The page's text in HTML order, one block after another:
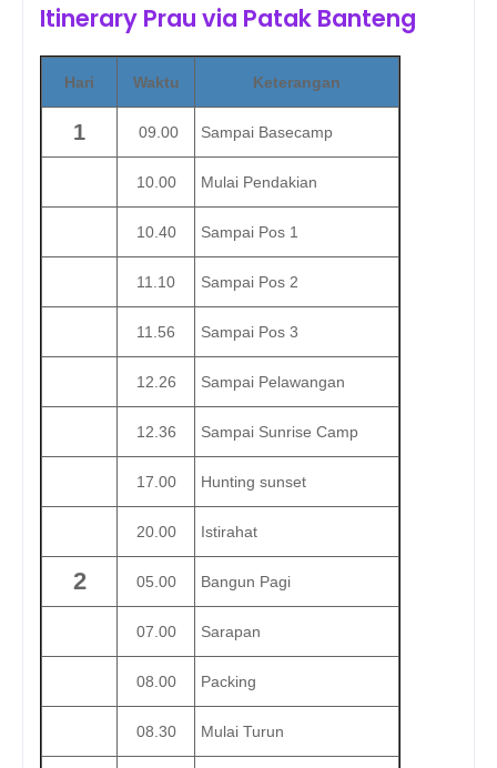
Itinerary Prau via Patak Banteng
Hari Waktu Keterangan
1 09.00 Sampai Basecamp
10.00 Mulai Pendakian
10.40 Sampai Pos 1
11.10 Sampai Pos 2
11.56 Sampai Pos 3
12.26 Sampai Pelawangan
12.36 Sampai Sunrise Camp
17.00 Hunting sunset
20.00 Istirahat
2 05.00 Bangun Pagi
07.00 Sarapan
08.00 Packing
08.30 Mulai Turun